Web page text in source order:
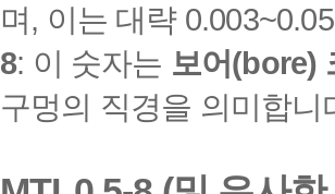
며, 이는 대략
8: 이 숫자는 보어(bore)
구멍의 직경을 의미합니